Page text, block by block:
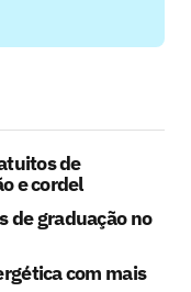
de
e cordel
de graduação no
com mais